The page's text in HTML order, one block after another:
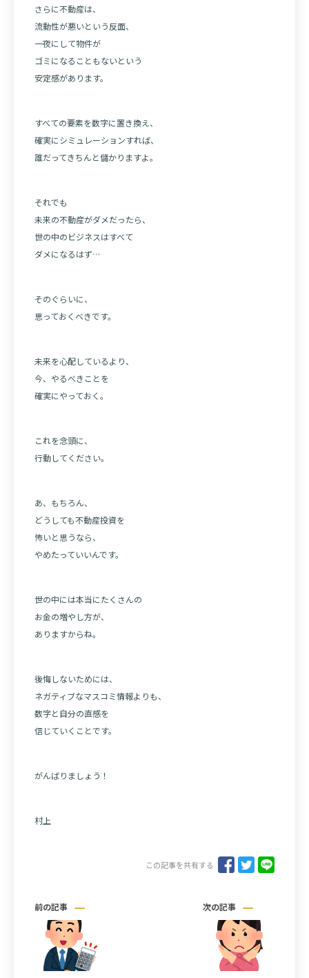
さらに不動産は、
流動性が悪いという反面、
一夜にして物件が
ゴミになることもないという
安定感があります。
すべての要素を数字に置き換え、
確実にシミュレーションすれば、
誰だってきちんと儲かりますよ。
それでも
未来の不動産がダメだったら、
世の中のビジネスはすべて
ダメになるはず…
そのぐらいに、
思っておくべきです。
未来を心配しているより、
今、やるべきことを
確実にやっておく。
これを念頭に、
行動してください。
あ、もちろん、
どうしても不動産投資を
怖いと思うなら、
やめたっていいんです。
世の中には本当にたくさんの
お金の増やし方が、
ありますからね。
後悔しないためには、
ネガティブなマスコミ情報よりも、
数字と自分の直感を
信じていくことです。
がんばりましょう！
村上
この記事を共有する
前の記事 次の記事